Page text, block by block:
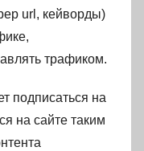
url, кейворды)
трафиком.
подписаться на
на сайте таким